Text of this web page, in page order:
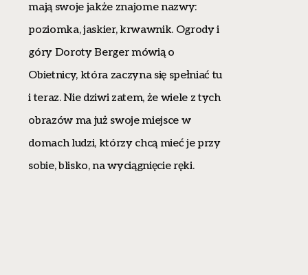
mają swoje jakże znajome nazwy:
poziomka, jaskier, krwawnik. Ogrody i
góry Doroty Berger mówią o
Obietnicy, która zaczyna się spełniać tu
i teraz. Nie dziwi zatem, że wiele z tych
obrazów ma już swoje miejsce w
domach ludzi, którzy chcą mieć je przy
sobie, blisko, na wyciągnięcie ręki.